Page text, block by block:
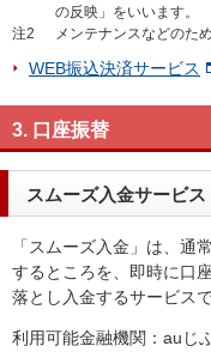
の反映」をいいます。
注2
メンテナンスなどのた
WEB振込決済サービス
3. 口座振替
スムーズ入金サービス
「スムーズ入金」は、通
するところを、即時に口
落とし入金するサービス
利用可能金融機関：auじ